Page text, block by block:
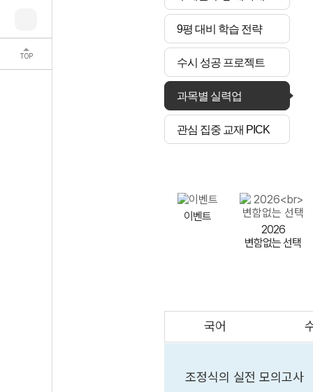
TOP
9평 대비 학습 전략
수시 성공 프로젝트
과목별 실력업
관심 집중 교재 PICK
이벤트
2026
변함없는 선택
국어
조정식의 실전 모의고사